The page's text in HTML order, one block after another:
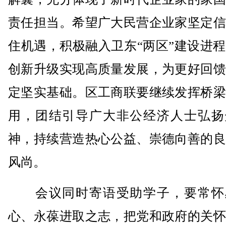
责任担当。希望广大民营企业家坚定
住机遇，积极融入卫东“两区”建设进
创新升级实现高质量发展，为更好回
定坚实基础。区工商联要继续发挥桥
用，团结引导广大非公经济人士弘
神，持续营造热心公益、崇德向善的
风尚。
会议同时寄语受助学子，要常怀
心、永葆进取之志，把党和政府的关